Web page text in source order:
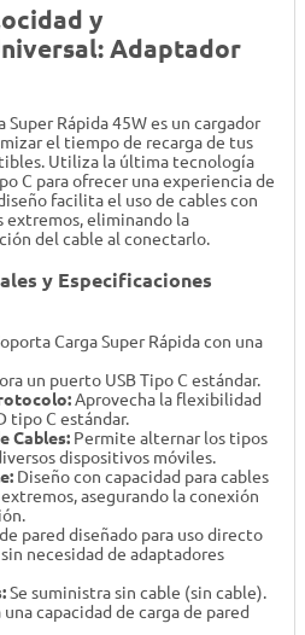
y
Adaptador
Super Rápida 45W es un cargador
el tiempo de recarga de tus
Utiliza la última tecnología
C para ofrecer una experiencia de
facilita el uso de cables con
extremos, eliminando la
del cable al conectarlo.
y Especificaciones
Carga Super Rápida con una
un puerto USB Tipo C estándar.
Aprovecha la flexibilidad
tipo C estándar.
Cables: Permite alternar los tipos
dispositivos móviles.
Diseño con capacidad para cables
extremos, asegurando la conexión
pared diseñado para uso directo
necesidad de adaptadores
Se suministra sin cable (sin cable).
capacidad de carga de pared